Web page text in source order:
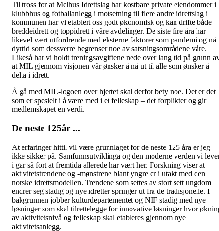
Til tross for at Melhus Idrettslag har kostbare private eiendommer i
klubbhus og fotballanlegg i motsetning til flere andre idrettslag i
kommunen har vi etablert oss godt økonomisk og kan drifte både
breddeidrett og toppidrett i våre avdelinger. De siste fire åra har
likevel vært utfordrende med eksterne faktorer som pandemi og nå
dyrtid som dessverre begrenser noe av satsningsområdene våre.
Likeså har vi holdt treningsavgiftene nede over lang tid på grunn
at MIL gjennom visjonen vår ønsker å nå ut til alle som ønsker å
delta i idrett.
Å gå med MIL-logoen over hjertet skal derfor bety noe. Det er det
som er spesielt i å være med i et felleskap – det forplikter og gir
medlemskapet en verdi.
De neste 125år ...
At erfaringer hittil vil være grunnlaget for de neste 125 åra er jeg
ikke sikker på. Samfunnsutviklinga og den moderne verden vi
i går så fort at fremtida allerede har vært her. Forskning viser at
aktivitetstrendene og -mønstrene blant yngre er i utakt med den
norske idrettsmodellen. Trendene som settes av stort sett ungdom
endrer seg stadig og nye idretter springer ut fra de tradisjonelle. I
bakgrunnen jobber kulturdepartementet og NIF stadig med nye
løsninger som skal tilrettelegge for innovative løsninger hvor
av aktivitetsnivå og felleskap skal etableres gjennom nye
aktivitetsanlegg.